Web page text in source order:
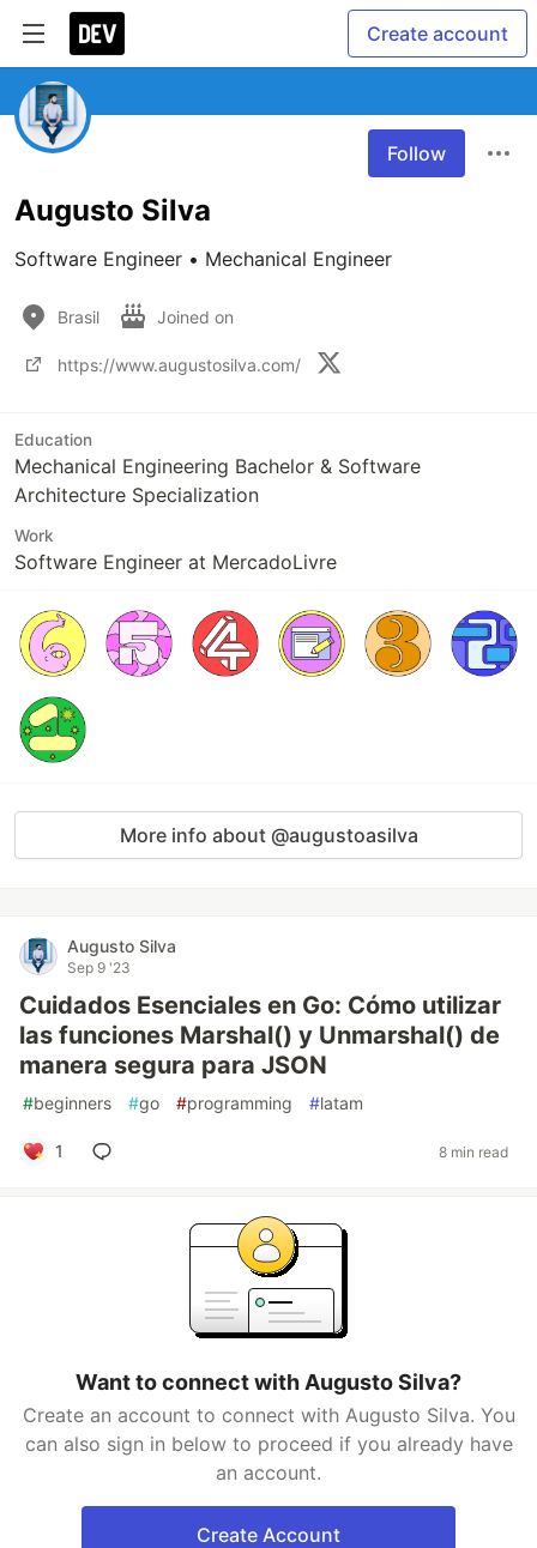
Create account
Follow
Augusto Silva
Software Engineer • Mechanical Engineer
Brasil Joined on
https://www.augustosilva.com/
Education
Mechanical Engineering Bachelor & Software
Architecture Specialization
Work
Software Engineer at MercadoLivre
More info about @augustoasilva
Augusto Silva
Sep 9 '23
Cuidados Esenciales en Go: Cómo utilizar
las funciones Marshal() y Unmarshal() de
manera segura para JSON
#beginners #go #programming #latam
1 8 min read
Want to connect with Augusto Silva?
Create an account to connect with Augusto Silva. You
can also sign in below to proceed if you already have
an account.
Create Account